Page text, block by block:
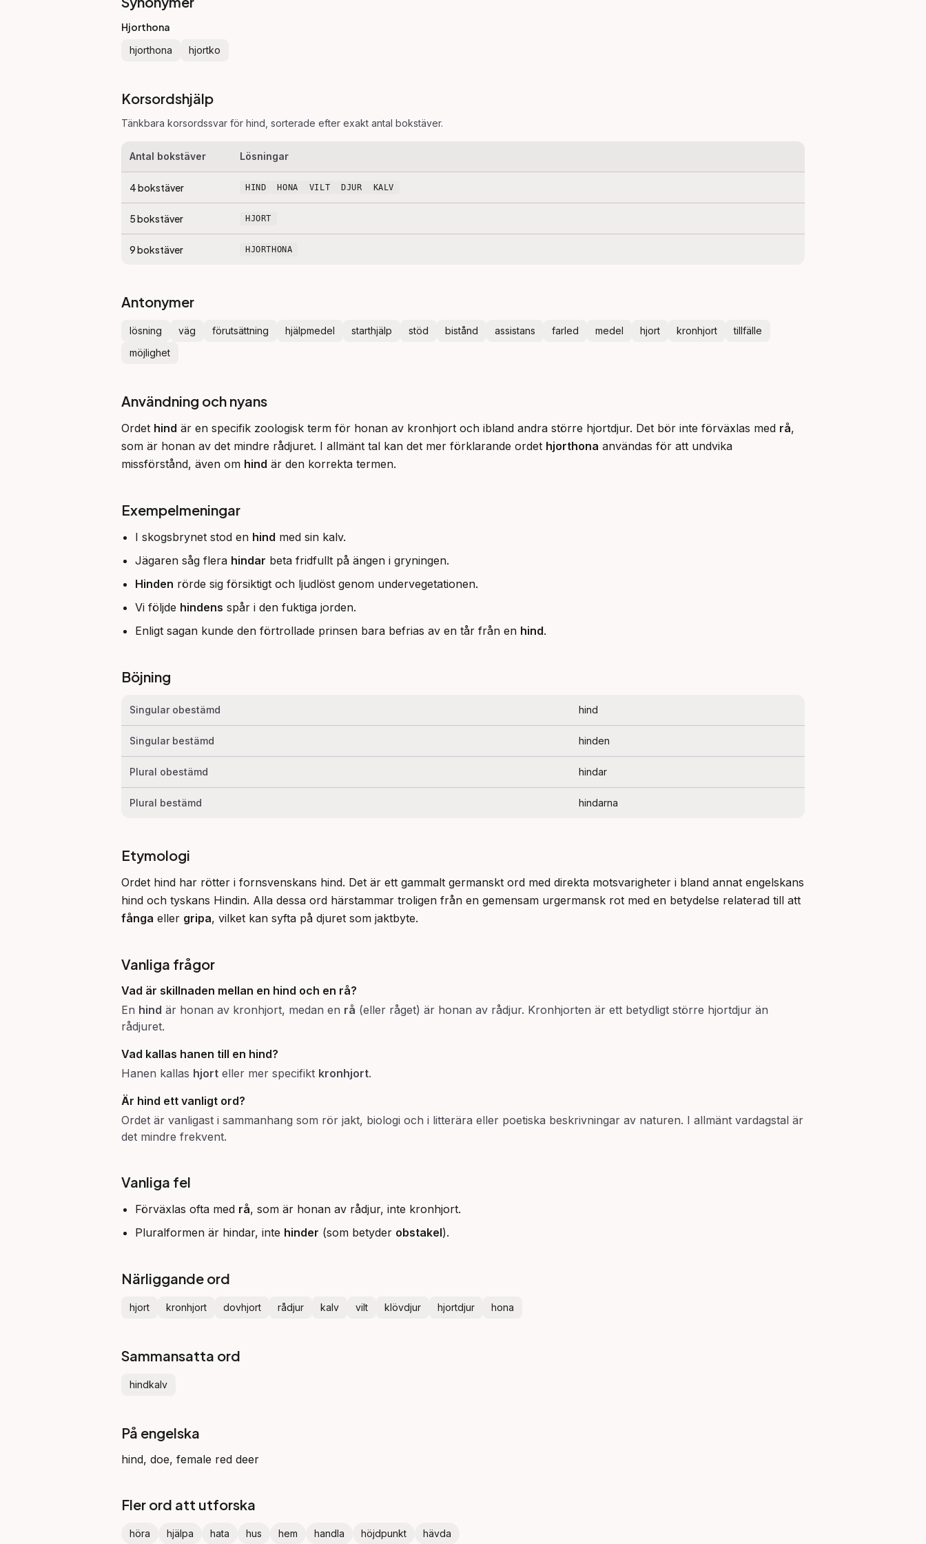
Hjorthona
hjorthona hjortko
Korsordshjälp
Tänkbara korsordssvar för hind , sorterade efter exakt antal bokstäver.
Antal bokstäver Lösningar
4bokstäver HIND HONA VILT DJUR KALV
5bokstäver HJORT
9bokstäver HJORTHONA
Antonymer
lösning väg förutsättning hjälpmedel starthjälp stöd bistånd assistans farled medel hjort kronhjort
tillfälle
möjlighet
Användning och nyans
Ordet hind är en specifik zoologisk term för honan av kronhjort och ibland andra större hjortdjur. Det bör inte förväxlas med rå,
som är honan av det mindre rådjuret. I allmänt tal kan det mer förklarande ordet hjorthona användas för att undvika
missförstånd, även om hind är den korrekta termen.
Exempelmeningar
I skogsbrynet stod en hind med sin kalv.
Jägaren såg flera hindar beta fridfullt på ängen i gryningen.
Hinden rörde sig försiktigt och ljudlöst genom undervegetationen.
Vi följde hindens spår i den fuktiga jorden.
Enligt sagan kunde den förtrollade prinsen bara befrias av en tår från en hind.
Böjning
Singular obestämd hind
Singular bestämd hinden
Plural obestämd hindar
Plural bestämd hindarna
Etymologi
Ordet hind har rötter i fornsvenskans hind. Det är ett gammalt germanskt ord med direkta motsvarigheter i bland annat engelskans
fånga eller gripa, vilket kan syfta på djuret som jaktbyte.
Vanliga frågor
Vad är skillnaden mellan en hind och en rå?
En hind är honan av kronhjort, medan en rå (eller råget) är honan av rådjur. Kronhjorten är ett betydligt större hjortdjur än
rådjuret.
Vad kallas hanen till en hind?
Hanen kallas hjort eller mer specifikt kronhjort.
Är hind ett vanligt ord?
Ordet är vanligast i sammanhang som rör jakt, biologi och i litterära eller poetiska beskrivningar av naturen. I allmänt vardagstal är
det mindre frekvent.
Vanliga fel
Förväxlas ofta med rå, som är honan av rådjur, inte kronhjort.
Pluralformen är hindar, inte hinder (som betyder obstakel).
Närliggande ord
hjort kronhjort dovhjort rådjur kalv vilt klövdjur hjortdjur hona
Sammansatta ord
hindkalv
På engelska
hind, doe, female red deer
Fler ord att utforska
höra hjälpa hata hus hem handla höjdpunkt hävda